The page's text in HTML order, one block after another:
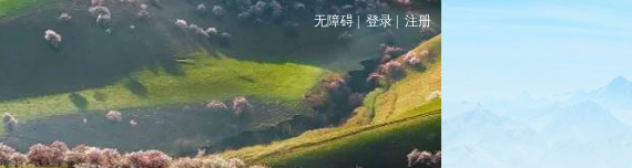
无障碍 | 登录 注册